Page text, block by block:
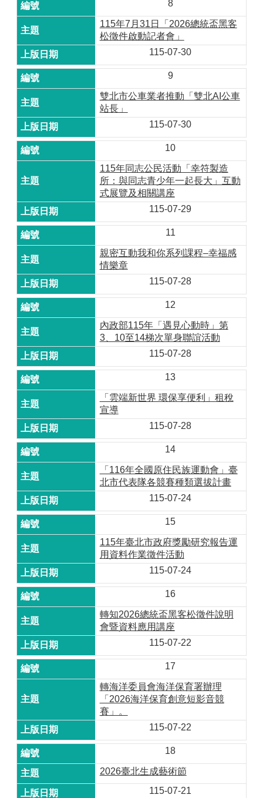
8
115年7月31日「2026總統盃黑客
松徵件啟動記者會」
115-07-30
9
雙北市公車業者推動「雙北AI公車
站長」
115-07-30
10
115年同志公民活動「幸符製造
所：與同志青少年一起長大」互動
式展覽及相關講座
115-07-29
11
親密互動我和你系列課程–幸福感
情樂章
115-07-28
12
內政部115年「遇見心動時」第
3、10至14梯次單身聯誼活動
115-07-28
13
「雲端新世界 環保享便利」租稅
宣導
115-07-28
14
「116年全國原住民族運動會」臺
北市代表隊各競賽種類選拔計畫
115-07-24
15
115年臺北市政府獎勵研究報告運
用資料作業徵件活動
115-07-24
16
轉知2026總統盃黑客松徵件說明
會暨資料應用講座
115-07-22
17
轉海洋委員會海洋保育署辦理
「2026海洋保育創意短影音競
賽」。
115-07-22
18
2026臺北生成藝術節
115-07-21